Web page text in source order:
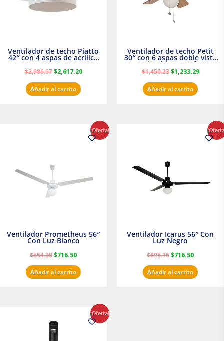
Ventilador de techo Piatto
42″ con 4 aspas de acrilico
transparente
$2,986.97 $2,617.20
Añadir al carrito
Ventilador de techo Petit
30″ con 6 aspas doble vista
Satinado Masterfan
$1,450.23 $1,233.29
Añadir al carrito
¡Oferta!
Ventilador Prometheus 56″
Con Luz Blanco
$854.30$716.50
precio
actual
Añadir al carrito
Ventilador Icarus 56″ Con
Luz Negro
$895.16$716.50
precio
actual
Añadir al carrito
¡Oferta!
original
era:
precio
actual